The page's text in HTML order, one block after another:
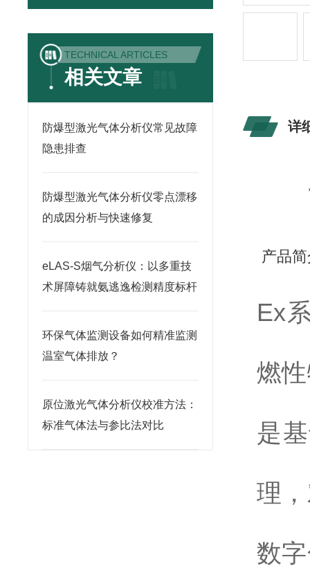
TECHNICAL ARTICLES
相关文章
防爆型激光气体分析仪常见故障
隐患排查
防爆型激光气体分析仪零点漂移
的成因分析与快速修复​
eLAS-S烟气分析仪：以多重技
术屏障铸就氨逃逸检测精度标杆
环保气体监测设备如何精准监测
温室气体排放？
原位激光气体分析仪校准方法：
标准气体法与参比法对比
详
产品
Ex
燃
是
理
数